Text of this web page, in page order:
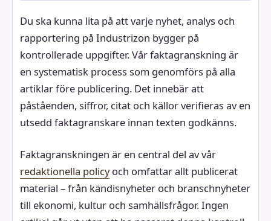
Du ska kunna lita på att varje nyhet, analys och
rapportering på Industrizon bygger på
kontrollerade uppgifter. Vår faktagranskning är
en systematisk process som genomförs på alla
artiklar före publicering. Det innebär att
påståenden, siffror, citat och källor verifieras av en
utsedd faktagranskare innan texten godkänns.
Faktagranskningen är en central del av vår
redaktionella policyoch omfattar allt publicerat
material – från kändisnyheter och branschnyheter
till ekonomi, kultur och samhällsfrågor. Ingen